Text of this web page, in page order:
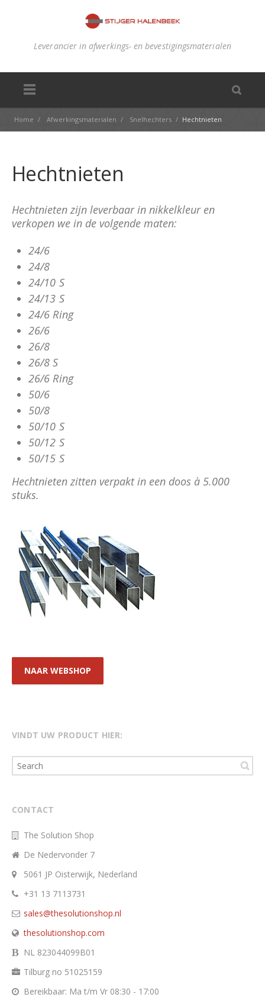
Leverancier in afwerkings- en bevestigingsmaterialen
Home / Afwerkingsmaterialen / Snelhechters / Hechtnieten
Hechtnieten
Hechtnieten zijn leverbaar in nikkelkleur en
verkopen we in de volgende maten:
24/6
24/8
24/10 S
24/13 S
24/6 Ring
26/6
26/8
26/8 S
26/6 Ring
50/6
50/8
50/10 S
50/12 S
50/15 S
Hechtnieten zitten verpakt in een doos à 5.000
stuks.
NAAR WEBSHOP
VINDT UW PRODUCT HIER:
CONTACT
The Solution Shop
De Nedervonder 7
5061 JP Oisterwijk, Nederland
+31 13 7113731
sales@thesolutionshop.nl
thesolutionshop.com
NL 823044099B01
Tilburg no 51025159
Bereikbaar: Ma t/m Vr 08:30 - 17:00